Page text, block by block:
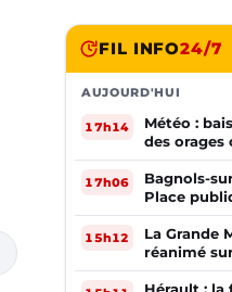
FIL INFO24/7
AUJOURD'HUI
17h14
Météo :
des orages
frapper ?
17h06
Bagnols-
Place
de tracter
15h12
La Grande
réanimé